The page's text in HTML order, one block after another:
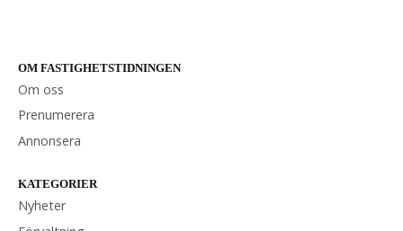
OM FASTIGHETSTIDNINGEN
Om oss
Prenumerera
Annonsera
KATEGORIER
Nyheter